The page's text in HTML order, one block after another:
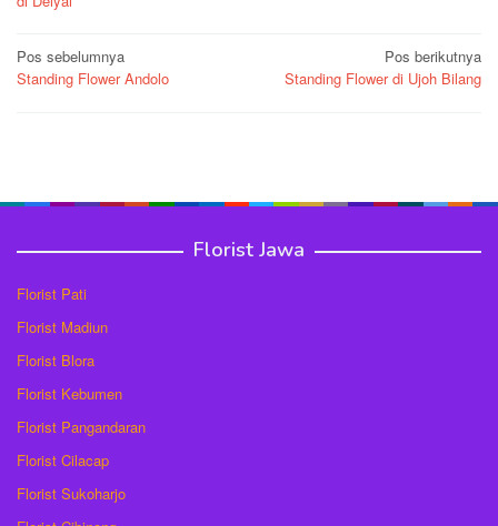
Navigasi
pos
Pos sebelumnya
Standing Flower Andolo
Pos berikutnya
Standing Flower di Ujoh Bilang
Florist Jawa
Florist Pati
Florist Madiun
Florist Blora
Florist Kebumen
Florist Pangandaran
Florist Cilacap
Florist Sukoharjo